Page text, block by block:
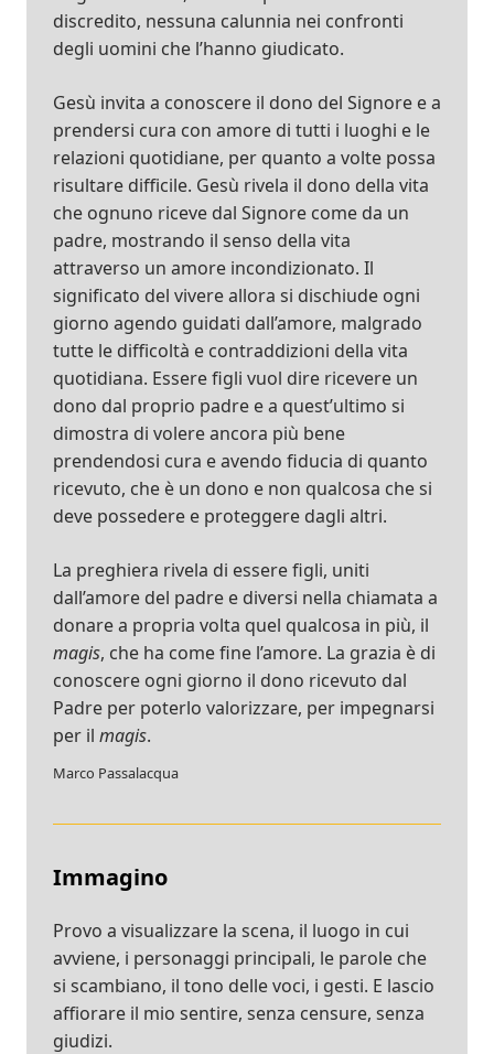
discredito, nessuna calunnia nei confronti
degli uomini che l’hanno giudicato.
Gesù invita a conoscere il dono del Signore e a
prendersi cura con amore di tutti i luoghi e le
relazioni quotidiane, per quanto a volte possa
risultare difficile. Gesù rivela il dono della vita
che ognuno riceve dal Signore come da un
padre, mostrando il senso della vita
attraverso un amore incondizionato. Il
significato del vivere allora si dischiude ogni
giorno agendo guidati dall’amore, malgrado
tutte le difficoltà e contraddizioni della vita
quotidiana. Essere figli vuol dire ricevere un
dono dal proprio padre e a quest’ultimo si
dimostra di volere ancora più bene
prendendosi cura e avendo fiducia di quanto
ricevuto, che è un dono e non qualcosa che si
deve possedere e proteggere dagli altri.
La preghiera rivela di essere figli, uniti
dall’amore del padre e diversi nella chiamata a
donare a propria volta quel qualcosa in più, il
magis, che ha come fine l’amore. La grazia è di
conoscere ogni giorno il dono ricevuto dal
Padre per poterlo valorizzare, per impegnarsi
per il magis.
Marco Passalacqua
Immagino
Provo a visualizzare la scena, il luogo in cui
avviene, i personaggi principali, le parole che
si scambiano, il tono delle voci, i gesti. E lascio
affiorare il mio sentire, senza censure, senza
giudizi.